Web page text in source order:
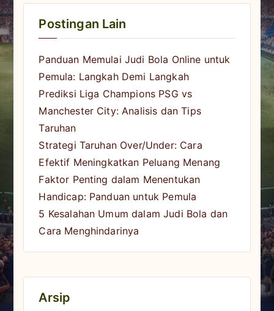
Postingan Lain
Panduan Memulai Judi Bola Online untuk
Pemula: Langkah Demi Langkah
Prediksi Liga Champions PSG vs
Manchester City: Analisis dan Tips
Taruhan
Strategi Taruhan Over/Under: Cara
Efektif Meningkatkan Peluang Menang
Faktor Penting dalam Menentukan
Handicap: Panduan untuk Pemula
5 Kesalahan Umum dalam Judi Bola dan
Cara Menghindarinya
Arsip